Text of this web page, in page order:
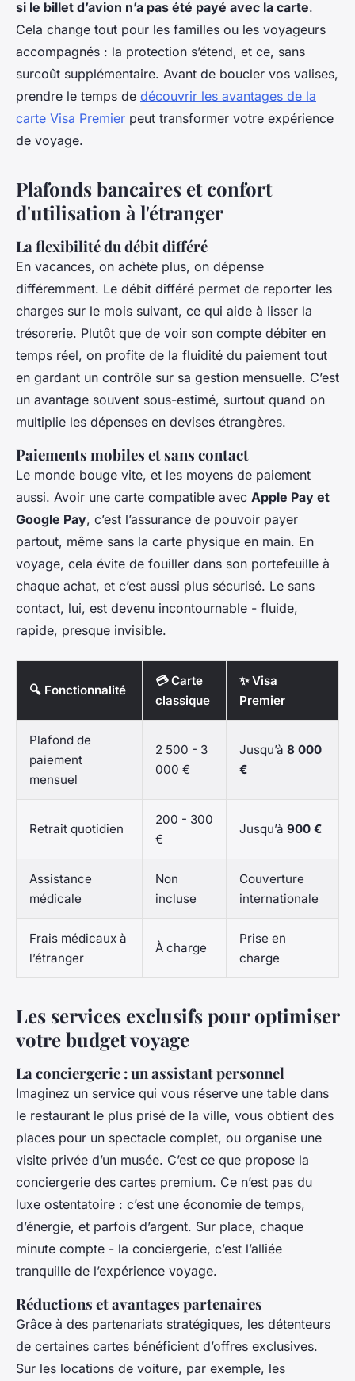
si le billet d’avion n’a pas été payé avec la carte.
Cela change tout pour les familles ou les voyageurs
accompagnés : la protection s’étend, et ce, sans
surcoût supplémentaire. Avant de boucler vos valises,
prendre le temps de découvrir les avantages de la
carte Visa Premier peut transformer votre expérience
de voyage.
Plafonds bancaires et confort
d'utilisation à l'étranger
La flexibilité du débit différé
En vacances, on achète plus, on dépense
différemment. Le débit différé permet de reporter les
charges sur le mois suivant, ce qui aide à lisser la
trésorerie. Plutôt que de voir son compte débiter en
temps réel, on profite de la fluidité du paiement tout
en gardant un contrôle sur sa gestion mensuelle. C’est
un avantage souvent sous-estimé, surtout quand on
multiplie les dépenses en devises étrangères.
Paiements mobiles et sans contact
Le monde bouge vite, et les moyens de paiement
aussi. Avoir une carte compatible avec Apple Pay et
Google Pay, c’est l’assurance de pouvoir payer
partout, même sans la carte physique en main. En
voyage, cela évite de fouiller dans son portefeuille à
chaque achat, et c’est aussi plus sécurisé. Le sans
contact, lui, est devenu incontournable - fluide,
rapide, presque invisible.
🔍 Fonctionnalité
💳 Carte
classique
✨ Visa
Premier
Plafond de
paiement
mensuel
2 500 - 3
000 €
Jusqu’à 8 000
€
Retrait quotidien
200 - 300
€
Jusqu’à 900 €
Assistance
médicale
Non
incluse
Couverture
internationale
Frais médicaux à
l’étranger
À charge
Prise en
charge
Les services exclusifs pour optimiser
votre budget voyage
La conciergerie : un assistant personnel
Imaginez un service qui vous réserve une table dans
le restaurant le plus prisé de la ville, vous obtient des
places pour un spectacle complet, ou organise une
visite privée d’un musée. C’est ce que propose la
conciergerie des cartes premium. Ce n’est pas du
luxe ostentatoire : c’est une économie de temps,
d’énergie, et parfois d’argent. Sur place, chaque
minute compte - la conciergerie, c’est l’alliée
tranquille de l’expérience voyage.
Réductions et avantages partenaires
Grâce à des partenariats stratégiques, les détenteurs
de certaines cartes bénéficient d’offres exclusives.
Sur les locations de voiture, par exemple, les